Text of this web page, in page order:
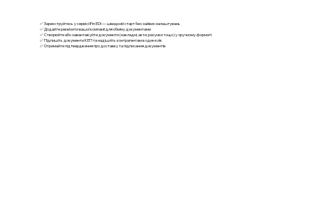
✅ Зареєструйтесь у сервісі iFin EDI — швидкий старт без зайвих налаштувань
✅ Додайте реквізити вашої компанії для обміну документами
✅ Створюйте або завантажуйте документи (накладні, акти, рахунки тощо) у зручному форматі
✅ Підпишіть документи КЕП та надішліть контрагентам в один клік
✅ Отримайте підтвердження про доставку та підписання документів